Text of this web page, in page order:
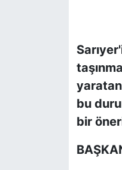
bu
bir
SON DAKİKA
TEKNOLOJİ
TÜRKİYE VE